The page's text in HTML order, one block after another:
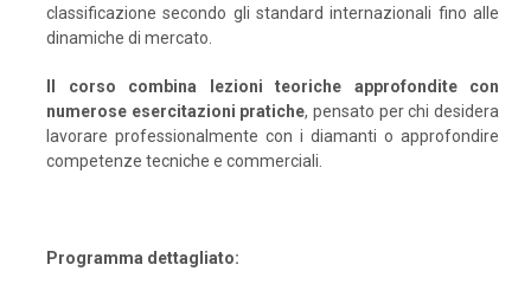
classificazione secondo gli standard internazionali fino alle
dinamiche di mercato.
Il corso combina lezioni teoriche approfondite con
numerose esercitazioni pratiche, pensato per chi desidera
lavorare professionalmente con i diamanti o approfondire
competenze tecniche e commerciali.
Programma dettagliato: